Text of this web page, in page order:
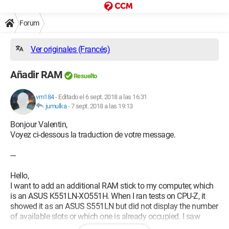
Forum
Ver originales (Francés)
Añadir RAM Resuelto
vm184- Editado el 6 sept. 2018 a las 16:31
jumulka-7 sept. 2018 a las 19:13
Bonjour Valentin,
Voyez ci-dessous la traduction de votre message.
---
Hello,
I want to add an additional RAM stick to my computer, which
is an ASUS K551LN-XO551H. When I ran tests on CPU-Z, it
showed it as an ASUS S551LN but did not display the number
of available slots or which one is already occupied. I saw
online that the S551LN has a capacity of 2 slots for a